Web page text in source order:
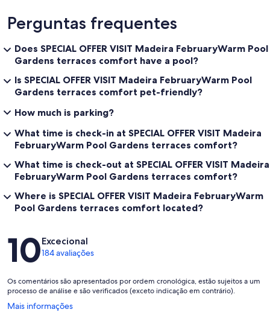
Perguntas frequentes
Does SPECIAL OFFER VISIT Madeira FebruaryWarm Pool
Gardens terraces comfort have a pool?
Is SPECIAL OFFER VISIT Madeira FebruaryWarm Pool
Gardens terraces comfort pet-friendly?
How much is parking?
What time is check-in at SPECIAL OFFER VISIT Madeira
FebruaryWarm Pool Gardens terraces comfort?
What time is check-out at SPECIAL OFFER VISIT Madeira
FebruaryWarm Pool Gardens terraces comfort?
Where is SPECIAL OFFER VISIT Madeira FebruaryWarm
Pool Gardens terraces comfort located?
Avaliações
10Excecional
184 avaliações
Os comentários são apresentados por ordem cronológica, estão sujeitos a um
processo de análise e são verificados (exceto indicação em contrário).
Mais informações
Abre